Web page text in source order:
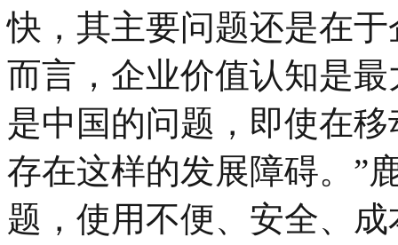
快，其主要问题还是在
而言，企业价值认知是
是中国的问题，即使在
存在这样的发展障碍。”
题，使用不便、安全、